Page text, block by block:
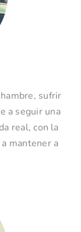
sufrir
a seguir una
real, con la
mantener a